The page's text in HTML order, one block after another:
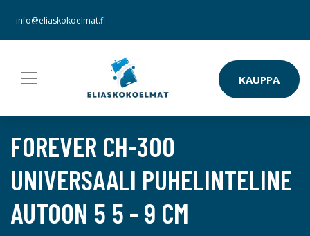
info@eliaskokoelmat.fi
KAUPPA
FOREVER CH-300
UNIVERSAALI PUHELINTELINE
AUTOON 5 5 - 9 CM